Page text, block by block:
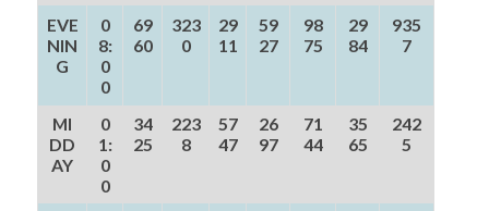
EVE
NIN
G
0
8:
0
0
69
60
323
0
29
11
59
27
98
75
29
84
935
7
MI
DD
AY
0
1:
0
0
34
25
223
8
57
47
26
97
71
44
35
65
242
5